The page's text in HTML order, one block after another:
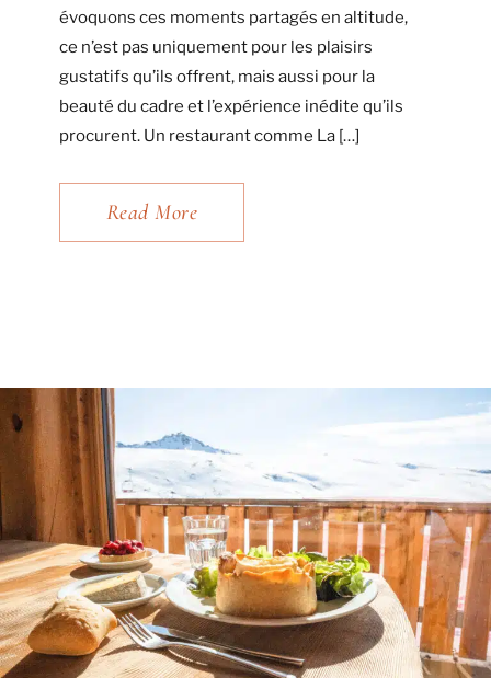
évoquons ces moments partagés en altitude,
ce n’est pas uniquement pour les plaisirs
gustatifs qu’ils offrent, mais aussi pour la
beauté du cadre et l’expérience inédite qu’ils
procurent. Un restaurant comme La […]
Read More